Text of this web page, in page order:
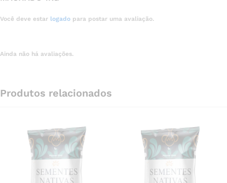
Você deve estar logado para postar uma avaliação.
Ainda não há avaliações.
Produtos relacionados